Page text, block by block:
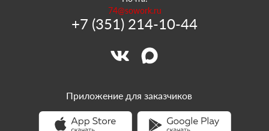
74@sowork.ru
+7 (351) 214-10-44
Приложение для заказчиков